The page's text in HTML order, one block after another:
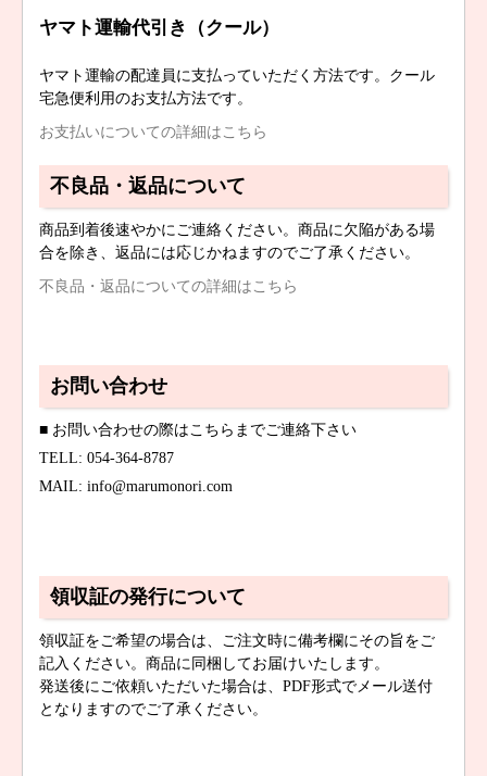
ヤマト運輸代引き（クール）
ヤマト運輸の配達員に支払っていただく方法です。クール
宅急便利用のお支払方法です。
お支払いについての詳細はこちら
不良品・返品について
商品到着後速やかにご連絡ください。商品に欠陥がある場
合を除き、返品には応じかねますのでご了承ください。
不良品・返品についての詳細はこちら
お問い合わせ
■ お問い合わせの際はこちらまでご連絡下さい
TELL: 054-364-8787
MAIL: info@marumonori.com
領収証の発行について
領収証をご希望の場合は、ご注文時に備考欄にその旨をご
記入ください。商品に同梱してお届けいたします。
発送後にご依頼いただいた場合は、PDF形式でメール送付
となりますのでご了承ください。